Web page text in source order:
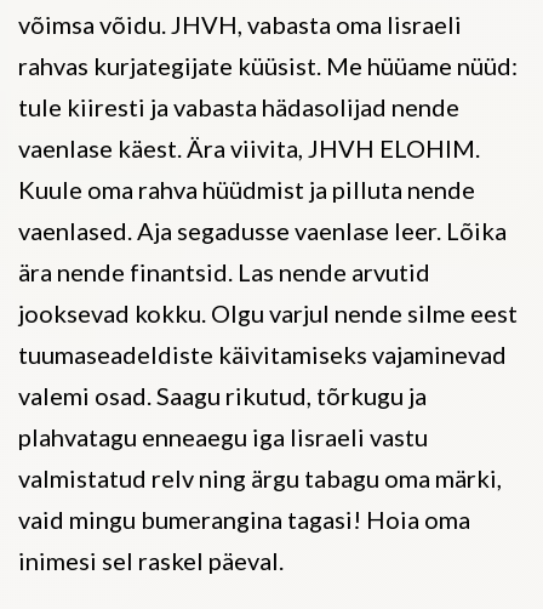
võimsa võidu. JHVH, vabasta oma Iisraeli
rahvas kurjategijate küüsist. Me hüüame nüüd:
tule kiiresti ja vabasta hädasolijad nende
vaenlase käest. Ära viivita, JHVH ELOHIM.
Kuule oma rahva hüüdmist ja pilluta nende
vaenlased. Aja segadusse vaenlase leer. Lõika
ära nende finantsid. Las nende arvutid
jooksevad kokku. Olgu varjul nende silme eest
tuumaseadeldiste käivitamiseks vajaminevad
valemi osad. Saagu rikutud, tõrkugu ja
plahvatagu enneaegu iga Iisraeli vastu
valmistatud relv ning ärgu tabagu oma märki,
vaid mingu bumerangina tagasi! Hoia oma
inimesi sel raskel päeval.